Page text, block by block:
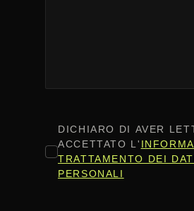
CONSENSO*
DICHIARO DI AVER
ACCETTATO L'
TRATTAMENTO DEI
PERSONALI